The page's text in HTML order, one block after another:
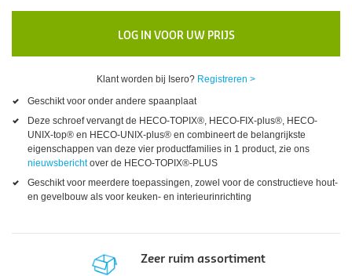
LOG IN VOOR UW PRIJS
Klant worden bij Isero? Registreren >
Geschikt voor onder andere spaanplaat
Deze schroef vervangt de HECO-TOPIX®, HECO-FIX-plus®, HECO-
UNIX-top® en HECO-UNIX-plus® en combineert de belangrijkste
eigenschappen van deze vier productfamilies in 1 product, zie ons
nieuwsberichtover de HECO-TOPIX®-PLUS
Geschikt voor meerdere toepassingen, zowel voor de constructieve hout-
en gevelbouw als voor keuken- en interieurinrichting
Zeer ruim assortiment